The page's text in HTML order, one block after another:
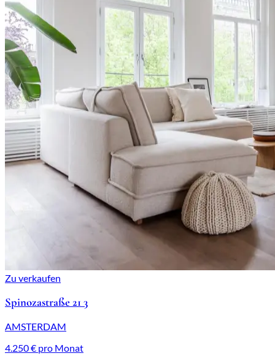
Zu verkaufen
Spinozastraße 21 3
AMSTERDAM
4.250 € pro Monat